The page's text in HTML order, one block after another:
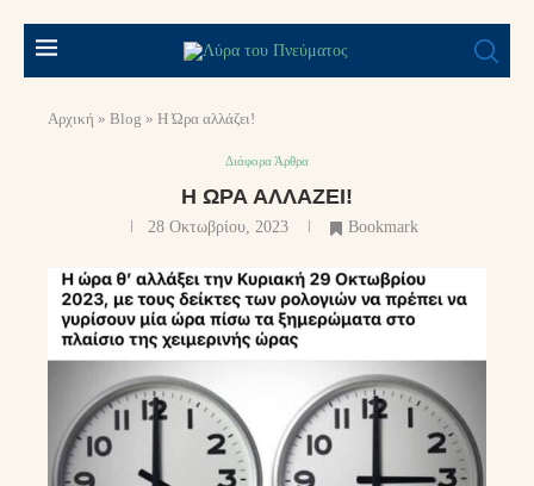
Αρχική » Blog » Η Ώρα αλλάζει!
Διάφορα Άρθρα
Η ΏΡΑ ΑΛΛΆΖΕΙ!
28 Οκτωβρίου, 2023 Bookmark